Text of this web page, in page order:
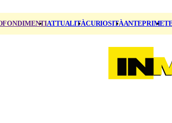
ATTUALITÀCURIOSITÀANTEPRIME